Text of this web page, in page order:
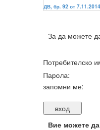
ДВ, бр. 92 от
За да можете
Потребителско
Парола:
запомни ме:
Вие можете